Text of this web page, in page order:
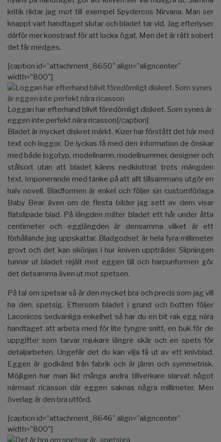
kritik riktar jag mot till exempel Spydercos Nirvana. Man ser
knappt vart handtaget slutar och bladet tar vid. Jag efterlyser
därför mer konstrast för att locka ögat. Men det är rätt sobert
det får medges.
[caption id="attachment_8650" align="aligncenter"
width="800"]
Loggan har efterhand blivit föredömligt diskret. Som synes är
eggen inte perfekt nära ricasson[/caption]
Bladet är mycket diskret märkt. Kizer har förstått det här med
text och loggor. De lyckas få med den information de önskar
med både logotyp, modellnamn, modellnummer, designer och
stålsort utan att bladet känns nedklottrat trots mängden
text. Imponerande med tanke på att allt tillsammans utgör en
halv novell. Bladformen är enkel och följer sin customförlaga
Baby Bear även om de flesta bilder jag sett av dem visar
flatslipade blad. På längden mäter bladet ett hår under åtta
centimeter och egglängden är densamma vilket är ett
förhållande jag uppskattar. Bladgodset är hela fyra millimeter
grovt och det kan skönjas i hur kniven uppträder. Slipningen
tunnar ut bladet rejält mot eggen till och harpunformen gör
det detsamma även ut mot spetsen.
På tal om spetsar så är den mycket bra och precis som jag vill
ha den, spetsig. Eftersom bladet i grund och botten följer
Laconicos sedvanliga enkelhet så har du en bit rak egg nära
handtaget att arbeta med för lite tyngre snitt, en buk för de
uppgifter som tarvar mjukare längre skär och en spets för
detaljarbeten. Ungefär det du kan vilja få ut av ett knivblad.
Eggen är godkänd från fabrik och är jämn och symmetrisk.
Möjligen har man likt många andra tillverkare slarvat något
närmast ricasson där eggen saknas några millimeter. Men
överlag är den bra utförd.
[caption id="attachment_8646" align="aligncenter"
width="800"]